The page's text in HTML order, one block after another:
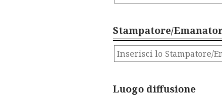
Stampatore/
Luogo diffusione